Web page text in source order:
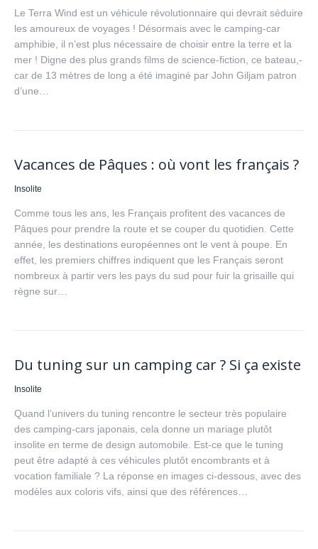
Le Terra Wind est un véhicule révolutionnaire qui devrait séduire
les amoureux de voyages ! Désormais avec le camping-car
amphibie, il n’est plus nécessaire de choisir entre la terre et la
mer ! Digne des plus grands films de science-fiction, ce bateau,-
car de 13 mètres de long a été imaginé par John Giljam patron
d’une…
Vacances de Pâques : où vont les français ?
Insolite
Comme tous les ans, les Français profitent des vacances de
Pâques pour prendre la route et se couper du quotidien. Cette
année, les destinations européennes ont le vent à poupe. En
effet, les premiers chiffres indiquent que les Français seront
nombreux à partir vers les pays du sud pour fuir la grisaille qui
règne sur…
Du tuning sur un camping car ? Si ça existe
Insolite
Quand l’univers du tuning rencontre le secteur très populaire
des camping-cars japonais, cela donne un mariage plutôt
insolite en terme de design automobile. Est-ce que le tuning
peut être adapté à ces véhicules plutôt encombrants et à
vocation familiale ? La réponse en images ci-dessous, avec des
modèles aux coloris vifs, ainsi que des références…